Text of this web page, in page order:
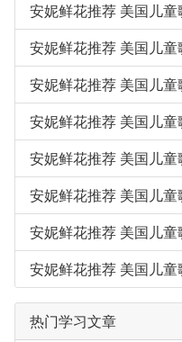
安妮鲜花推荐 美国儿
热门学习文章